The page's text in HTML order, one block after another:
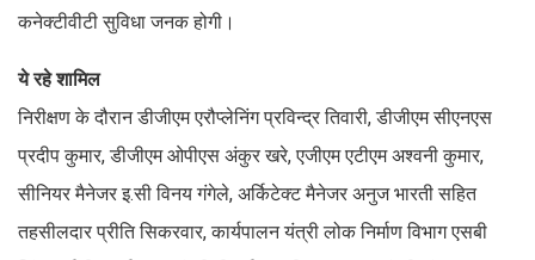
कनेक्टीवीटी सुविधा जनक होगी।
ये रहे शामिल
निरीक्षण के दौरान डीजीएम एरौप्लेनिंग प्रविन्द्र तिवारी, डीजीएम सीएनएस
प्रदीप कुमार, डीजीएम ओपीएस अंकुर खरे, एजीएम एटीएम अश्वनी कुमार,
सीनियर मैनेजर इ.सी विनय गंगेले, अर्किटेक्ट मैनेजर अनुज भारती सहित
तहसीलदार प्रीति सिकरवार, कार्यपालन यंत्री लोक निर्माण विभाग एसबी